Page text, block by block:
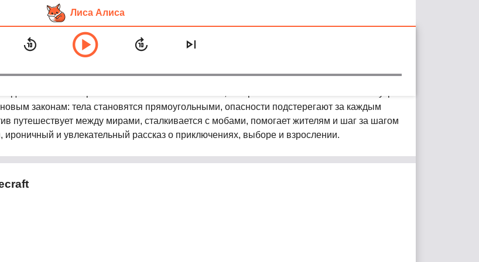
Лиса Алиса
приключения в Minecraft» — Minecrafty Family
законам: тела становятся прямоугольными, опасности подстерегают за каждым
путешествует между мирами, сталкивается с мобами, помогает жителям и шаг за шагом
и увлекательный рассказ о приключениях, выборе и взрослении.